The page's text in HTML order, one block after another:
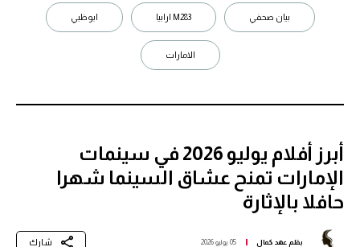
بيان صحفي M283 ارابيا ابوظبي
الامارات
أبرز أفلام يوليو 2026 في سينمات
الإمارات تمنح عشاق السينما شهرا
حافلا بالإثارة
بقلم عهد كمال 05 يوليو 2026 شارك